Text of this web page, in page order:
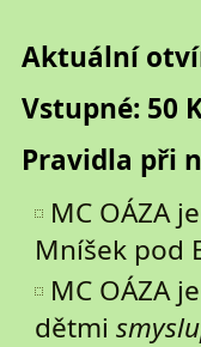
Aktuální
Vstupné: 50
Pravidla při
MC OÁZA
Mníšek pod
MC OÁZA
dětmi